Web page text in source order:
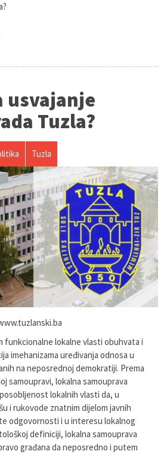
usvajanje
Tuzla?
Tuzla
funkcionalne lokalne vlasti obuhvata i
imehanizama uređivanja odnosa u
na neposrednoj demokratiji. Prema
samoupravi, lokalna samouprava
lokalnih vlasti da, u
i rukovode znatnim dijelom javnih
odgovornosti i u interesu lokalnog
definiciji, lokalna samouprava
građana da neposredno i putem